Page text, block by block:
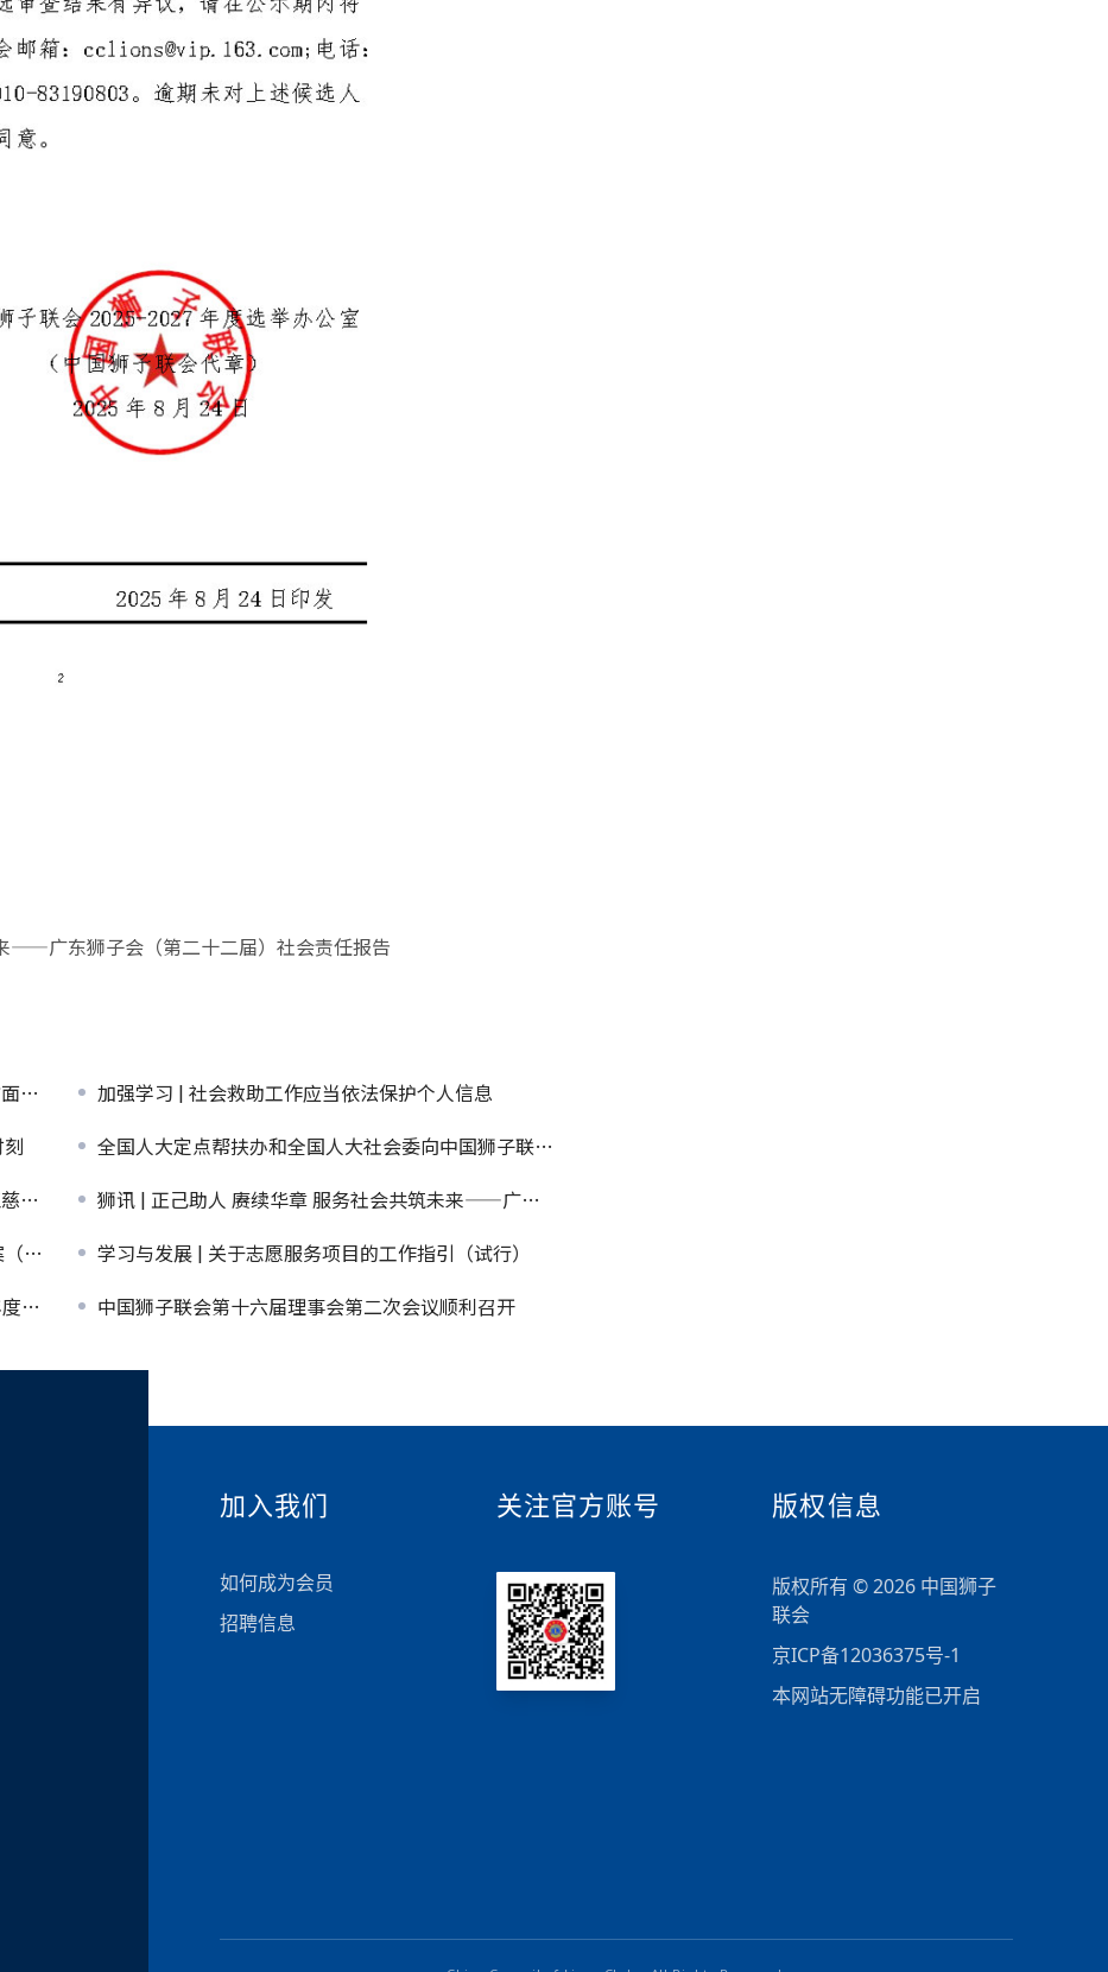
——广东狮子会（第二十二届）社会责任报告
效
加强学习 | 社会救助工作应当依法保护个人信息
全国人大定点帮扶办和全国人大社会委向中国狮子联会浙江代表处及联会单位会员广东狮子会致感谢信
”
狮讯 | 正己助人 赓续华章 服务社会共筑未来——广东狮子会（第二十二届）社会责任报告
》
学习与发展 | 关于志愿服务项目的工作指引（试行）
行
中国狮子联会第十六届理事会第二次会议顺利召开
加入我们
如何成为会员
招聘信息
关注官方账号 版权信息
版权所有 © 2026 中国狮子
联会
京ICP备12036375号-1
本网站无障碍功能已开启